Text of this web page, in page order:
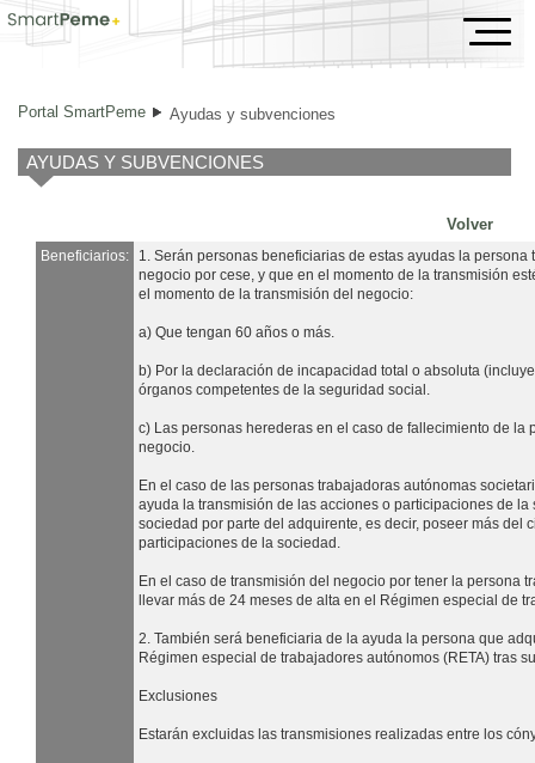
Ayudas y subvenciones
Portal SmartPeme Ayudas y subvenciones
AYUDAS Y SUBVENCIONES
Volver
Beneficiarios:
1. Serán personas beneficiarias de estas ayudas la
negocio por cese, y que en el momento de la transmisión
el momento de la transmisión del negocio:
a) Que tengan 60 años o más.
b) Por la declaración de incapacidad total o absoluta
órganos competentes de la seguridad social.
c) Las personas herederas en el caso de fallecimiento de la
negocio.
En el caso de las personas trabajadoras autónomas
ayuda la transmisión de las acciones o participaciones de
sociedad por parte del adquirente, es decir, poseer más del
participaciones de la sociedad.
En el caso de transmisión del negocio por tener la persona
llevar más de 24 meses de alta en el Régimen especial de
2. También será beneficiaria de la ayuda la persona que
Régimen especial de trabajadores autónomos (RETA) tras
Exclusiones
Estarán excluidas las transmisiones realizadas entre los